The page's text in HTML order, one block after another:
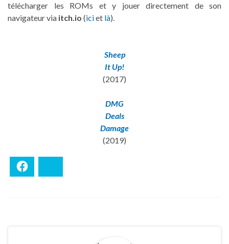
télécharger les ROMs et y jouer directement de son
navigateur via itch.io (iciet là).
Sheep
It Up!
(2017)
DMG
Deals
Damage
(2019)